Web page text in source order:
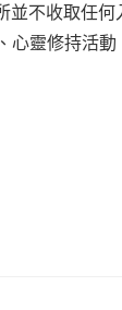
不收取任
心靈修持活